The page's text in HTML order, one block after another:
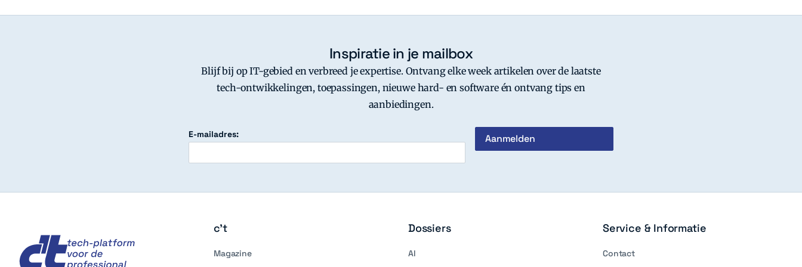
Inspiratie in je mailbox
Blijf bij op IT-gebied en verbreed je expertise. Ontvang elke week artikelen over de laatste
tech-ontwikkelingen, toepassingen, nieuwe hard- en software én ontvang tips en
aanbiedingen.
E-mailadres:
c't
Magazine
Dossiers
AI
Service & Informatie
Contact